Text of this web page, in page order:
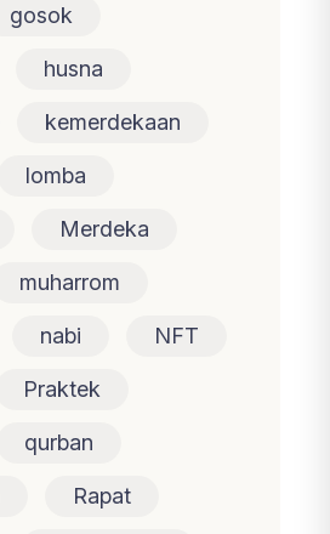
gosok
husna
kemerdekaan
lomba
Merdeka
muharrom
nabi NFT
Praktek
qurban
Rapat